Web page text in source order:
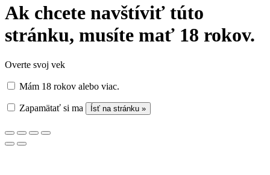
Ak chcete navštíviť túto
stránku, musíte mať 18 rokov.
Overte svoj vek
Mám 18 rokov alebo viac.
Zapamätať si ma